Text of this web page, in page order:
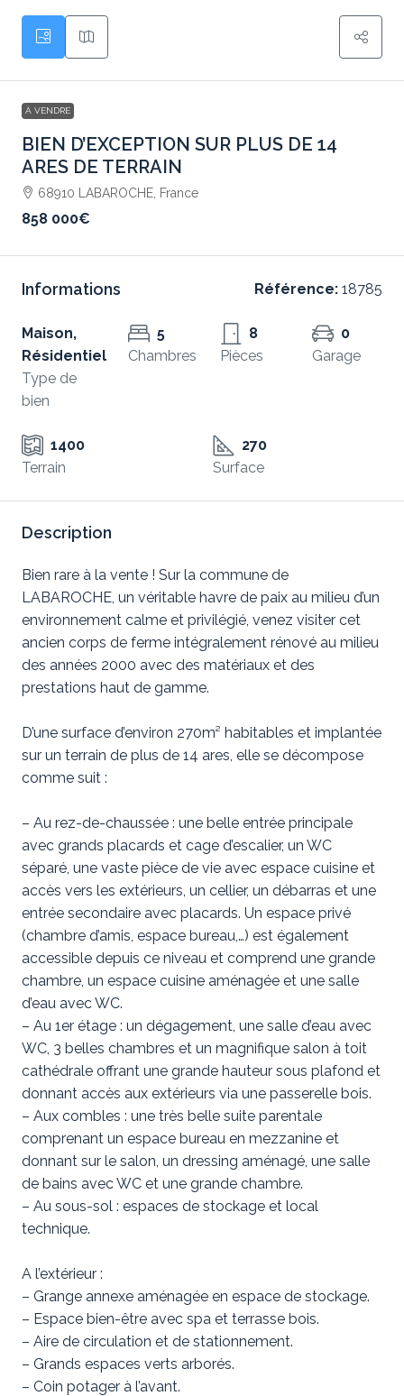
À VENDRE
BIEN D’EXCEPTION SUR PLUS DE 14
ARES DE TERRAIN
68910 LABAROCHE, France
858 000€
Informations Référence: 18785
Maison,
Résidentiel
Type de
bien
5
Chambres
8
Pièces
0
Garage
1400
Terrain
270
Surface
Description
Bien rare à la vente ! Sur la commune de
LABAROCHE, un véritable havre de paix au milieu d’un
environnement calme et privilégié, venez visiter cet
ancien corps de ferme intégralement rénové au milieu
des années 2000 avec des matériaux et des
prestations haut de gamme.
D’une surface d’environ 270m² habitables et implantée
sur un terrain de plus de 14 ares, elle se décompose
comme suit :
– Au rez-de-chaussée : une belle entrée principale
avec grands placards et cage d’escalier, un WC
séparé, une vaste pièce de vie avec espace cuisine et
accès vers les extérieurs, un cellier, un débarras et une
entrée secondaire avec placards. Un espace privé
(chambre d’amis, espace bureau,…) est également
accessible depuis ce niveau et comprend une grande
chambre, un espace cuisine aménagée et une salle
d’eau avec WC.
– Au 1er étage : un dégagement, une salle d’eau avec
WC, 3 belles chambres et un magnifique salon à toit
cathédrale offrant une grande hauteur sous plafond et
donnant accès aux extérieurs via une passerelle bois.
– Aux combles : une très belle suite parentale
comprenant un espace bureau en mezzanine et
donnant sur le salon, un dressing aménagé, une salle
de bains avec WC et une grande chambre.
– Au sous-sol : espaces de stockage et local
technique.
A l’extérieur :
– Grange annexe aménagée en espace de stockage.
– Espace bien-être avec spa et terrasse bois.
– Aire de circulation et de stationnement.
– Grands espaces verts arborés.
– Coin potager à l’avant.